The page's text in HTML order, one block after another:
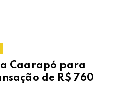
Caarapó para
de R$ 760